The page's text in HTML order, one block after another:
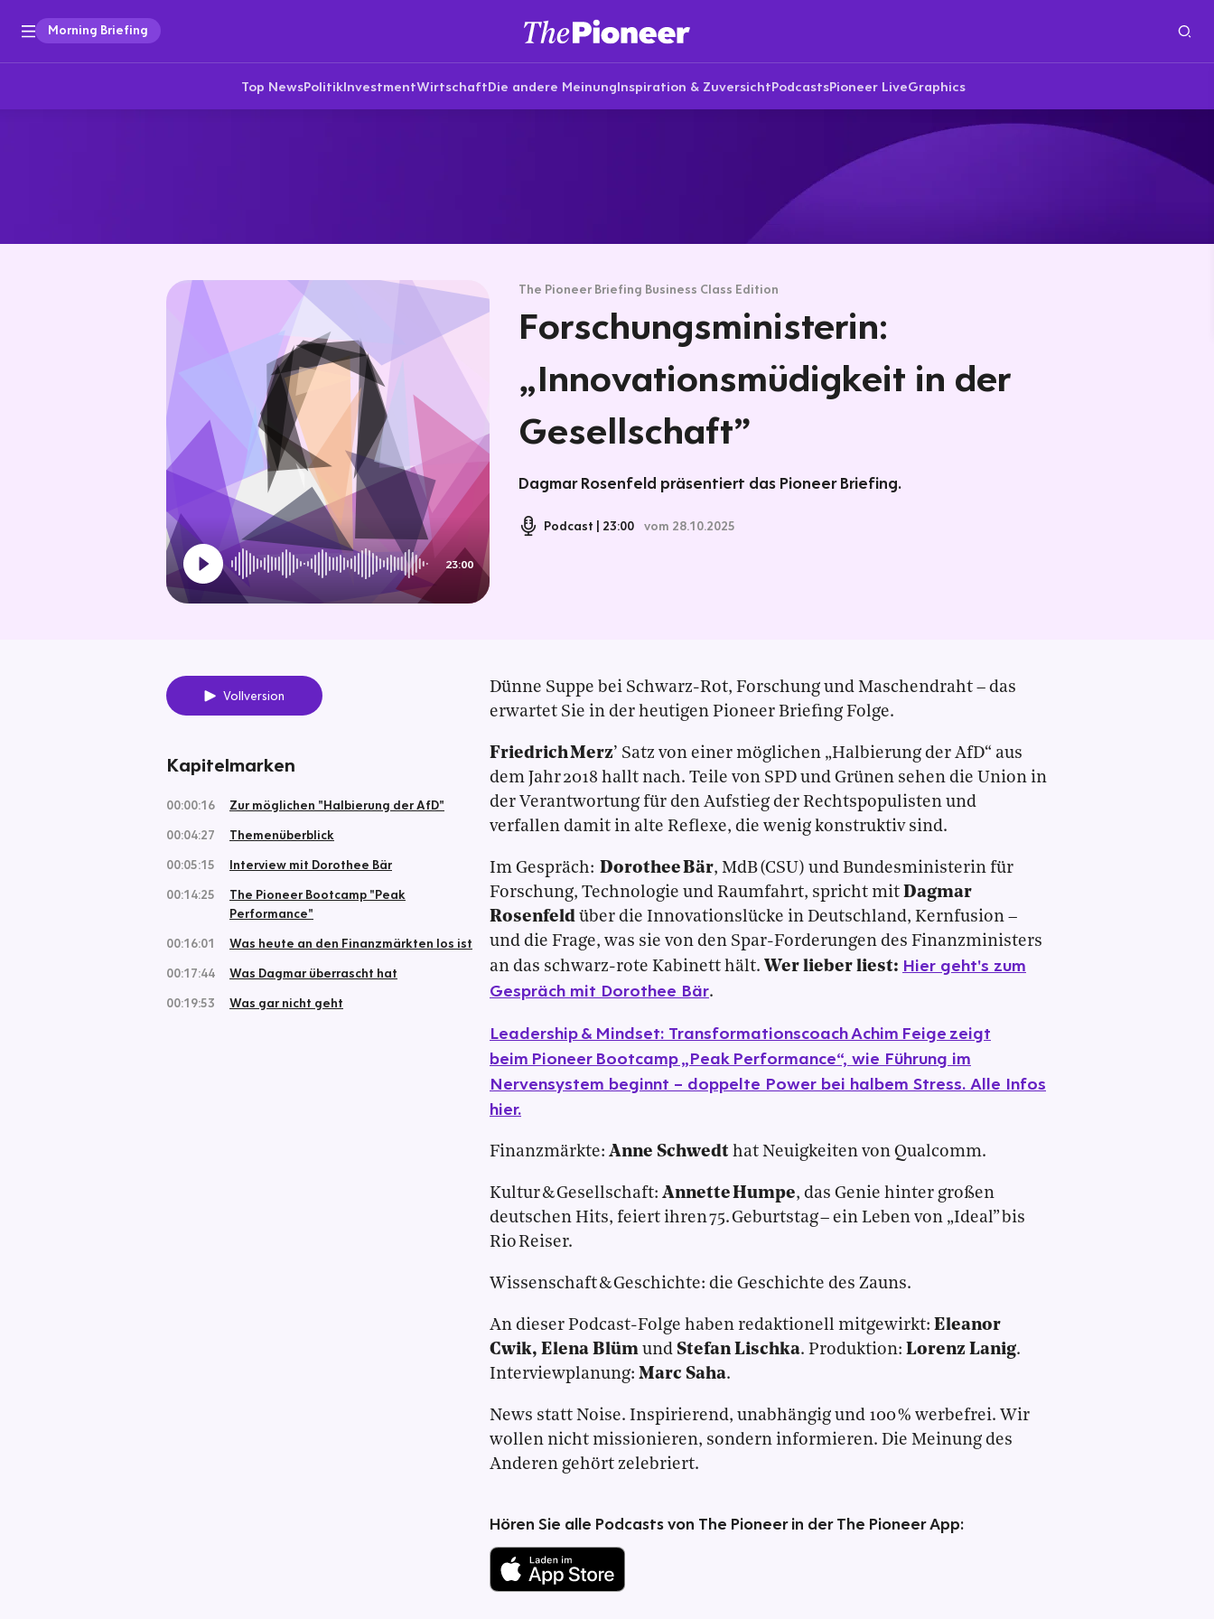
Morning Briefing
Top NewsPolitikInvestmentWirtschaftDie andere MeinungInspiration & ZuversichtPodcastsPioneer LiveGraphics
23:00
The Pioneer Briefing Business Class Edition
Forschungsministerin:
„Innovationsmüdigkeit in der
Gesellschaft”
Dagmar Rosenfeld präsentiert das Pioneer Briefing.
Podcast 23:00 vom 28.10.2025
Vollversion
Kapitelmarken
00:00:16
Zur möglichen "Halbierung der AfD"
00:04:27
Themenüberblick
00:05:15
Interview mit Dorothee Bär
00:14:25
The Pioneer Bootcamp "Peak
Performance"
00:16:01
Was heute an den Finanzmärkten los ist
00:17:44
Was Dagmar überrascht hat
00:19:53
Was gar nicht geht
Dünne Suppe bei Schwarz-Rot, Forschung und Maschendraht – das
erwartet Sie in der heutigen Pioneer Briefing Folge.
Friedrich Merz’ Satz von einer möglichen „Halbierung der AfD“ aus
dem Jahr 2018 hallt nach. Teile von SPD und Grünen sehen die Union in
der Verantwortung für den Aufstieg der Rechtspopulisten und
verfallen damit in alte Reflexe, die wenig konstruktiv sind.
Im Gespräch: Dorothee Bär, MdB (CSU) und Bundesministerin für
Forschung, Technologie und Raumfahrt, spricht mit Dagmar
Rosenfeld über die Innovationslücke in Deutschland, Kernfusion –
und die Frage, was sie von den Spar-Forderungen des Finanzministers
an das schwarz-rote Kabinett hält. Wer lieber liest: Hier geht's zum
Gespräch mit Dorothee Bär.
Leadership & Mindset: Transformationscoach Achim Feige zeigt
beim Pioneer Bootcamp „Peak Performance“, wie Führung im
Nervensystem beginnt – doppelte Power bei halbem Stress. Alle Infos
hier.
Finanzmärkte: Anne Schwedt hat Neuigkeiten von Qualcomm.
Kultur & Gesellschaft: Annette Humpe, das Genie hinter großen
deutschen Hits, feiert ihren 75. Geburtstag – ein Leben von „Ideal” bis
Rio Reiser.
Wissenschaft & Geschichte: die Geschichte des Zauns.
An dieser Podcast-Folge haben redaktionell mitgewirkt: Eleanor
Cwik, Elena Blüm und Stefan Lischka. Produktion: Lorenz Lanig.
Interviewplanung: Marc Saha.
News statt Noise. Inspirierend, unabhängig und 100 % werbefrei. Wir
wollen nicht missionieren, sondern informieren. Die Meinung des
Anderen gehört zelebriert.
Hören Sie alle Podcasts von The Pioneer in der The Pioneer App: